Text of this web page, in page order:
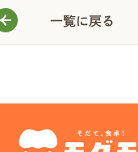
一覧に戻る